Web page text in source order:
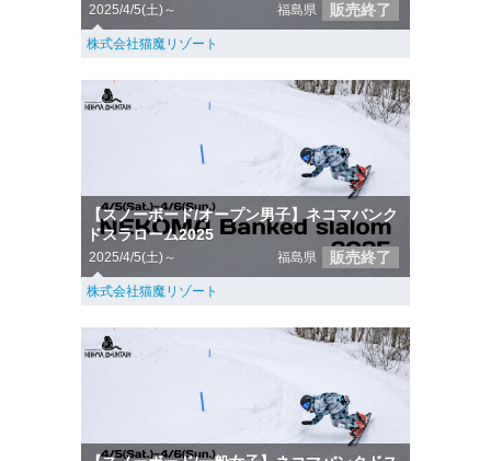
2025/4/5(土)～ 福島県 販売終了
株式会社猫魔リゾート
【スノーボード/オープン男子】ネコマバンク
ドスラローム2025
2025/4/5(土)～ 福島県 販売終了
株式会社猫魔リゾート